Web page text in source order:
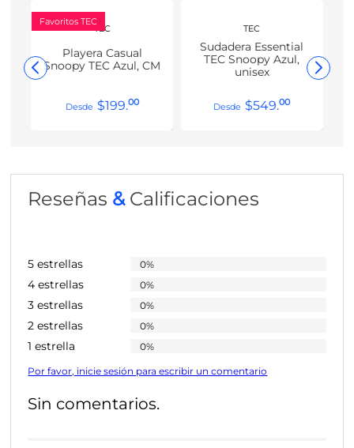
Favoritos TEC
TEC
Playera Casual
Snoopy TEC Azul, CM
$199.00
TEC
Sudadera Essential
TEC Snoopy Azul,
unisex
$549.00
Reseñas &Calificaciones
5 estrellas 0%
4 estrellas 0%
3 estrellas 0%
2 estrellas 0%
1 estrella 0%
Por favor, inicie sesión para escribir un comentario
Sin comentarios.